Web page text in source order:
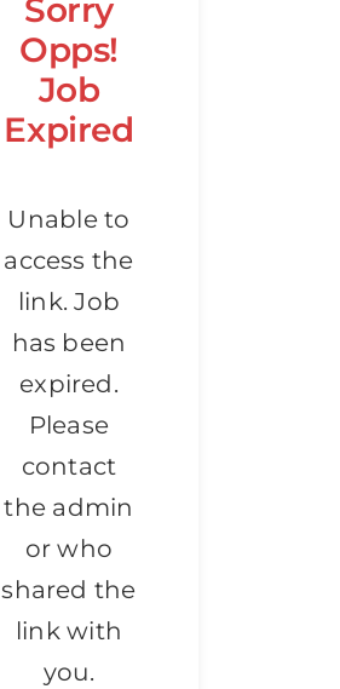
Patronos
Eventos
Sobre Nosotros
Contacto
Sorry
Opps!
Job
Expired
Unable to
access the
link. Job
has been
expired.
Please
contact
the admin
or who
shared the
link with
you.